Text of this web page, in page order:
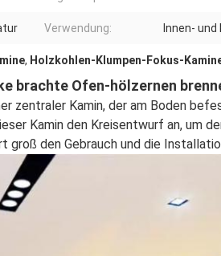
Verwendung: Innen-
, Holzkohlen-Klumpen-Fokus-
brachte Ofen-hölzernen
zentraler Kamin, der am Boden
Kamin den Kreisentwurf an, um
den Gebrauch und die